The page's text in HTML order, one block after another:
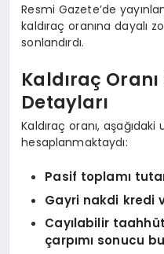
Resmi Gazete’de
kaldıraç oranına dayalı
sonlandırdı.
Kaldıraç
Detayları
Kaldıraç oranı,
hesaplanmaktaydı:
Pasif toplamı
Gayri nakdi kredi
Cayılabilir
çarpımı sonucu